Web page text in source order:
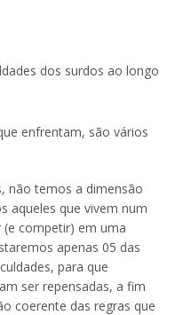
dos surdos ao longo
enfrentam, são vários
não temos a dimensão
aqueles que vivem num
competir) em uma
apenas 05 das
para que
ser repensadas, a fim
coerente das regras que